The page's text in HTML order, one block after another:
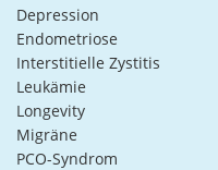
Depression
Endometriose
Interstitielle Zystitis
Leukämie
Longevity
Migräne
PCO-Syndrom